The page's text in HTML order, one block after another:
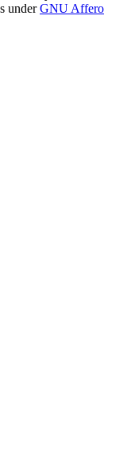
underGNU Affero